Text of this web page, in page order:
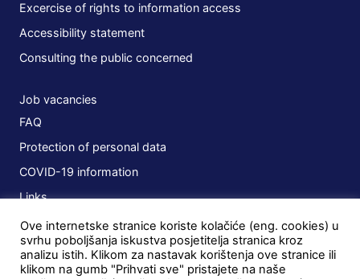
Excercise of rights to information access
Accessibility statement
Consulting the public concerned
Job vacancies
FAQ
Protection of personal data
COVID-19 information
Links
Plans
Public procurement
Ove internetske stranice koriste kolačiće (eng. cookies) u
svrhu poboljšanja iskustva posjetitelja stranica kroz
analizu istih. Klikom za nastavak korištenja ove stranice ili
klikom na gumb "Prihvati sve" pristajete na naše